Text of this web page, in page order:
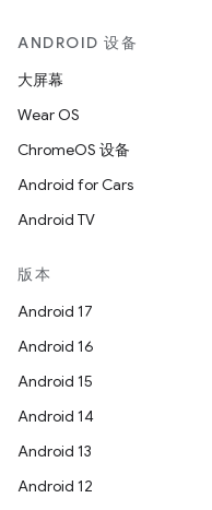
ANDROID 设备
大屏幕
Wear OS
ChromeOS 设备
Android for Cars
Android TV
版本
Android 17
Android 16
Android 15
Android 14
Android 13
Android 12